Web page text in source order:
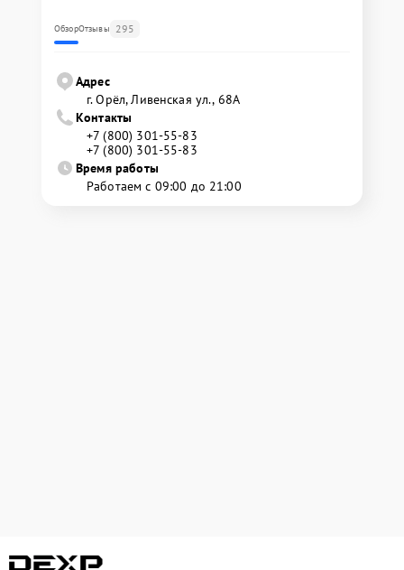
ОбзорОтзывы 295
Адрес
г. Орёл, Ливенская ул., 68А
Контакты
+7 (800) 301-55-83
+7 (800) 301-55-83
Время работы
Работаем с 09:00 до 21:00